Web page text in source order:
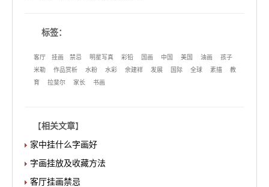
标签：
客厅 挂画 禁忌 明星写真 彩铅 国画 中国 美国 油画
孩子
米勒
作品赏析 水粉 水彩 余建祥 发展 国际 全球 素描
教
育
拉斐尔 家长 书画
【相关文章】
家中挂什么字画好
字画挂放及收藏方法
客厅挂画禁忌